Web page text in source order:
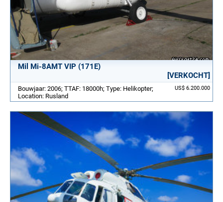
Mil Mi-8AMT VIP (171E)
[VERKOCHT]
US$ 6.200.000
Bouwjaar: 2006; TTAF: 18000h; Type: Helikopter;
Location: Rusland